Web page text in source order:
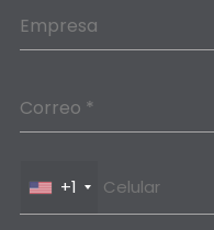
Empresa
Correo *
+1